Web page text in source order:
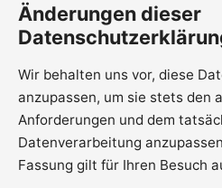
Änderungen dieser
Wir behalten uns vor, diese
anzupassen, um sie stets den
Anforderungen und dem
Datenverarbeitung
Fassung gilt für Ihren Besuch